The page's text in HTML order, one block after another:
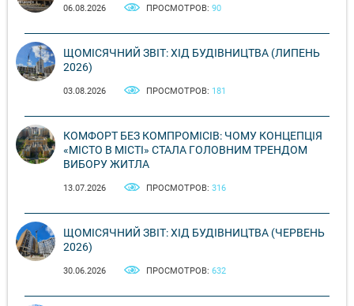
06.08.2026 ПРОСМОТРОВ: 90
ЩОМІСЯЧНИЙ ЗВІТ: ХІД БУДІВНИЦТВА (ЛИПЕНЬ
2026)
03.08.2026 ПРОСМОТРОВ: 181
КОМФОРТ БЕЗ КОМПРОМІСІВ: ЧОМУ КОНЦЕПЦІЯ
«МІСТО В МІСТІ» СТАЛА ГОЛОВНИМ ТРЕНДОМ
ВИБОРУ ЖИТЛА
13.07.2026 ПРОСМОТРОВ: 316
ЩОМІСЯЧНИЙ ЗВІТ: ХІД БУДІВНИЦТВА (ЧЕРВЕНЬ
2026)
30.06.2026 ПРОСМОТРОВ: 632